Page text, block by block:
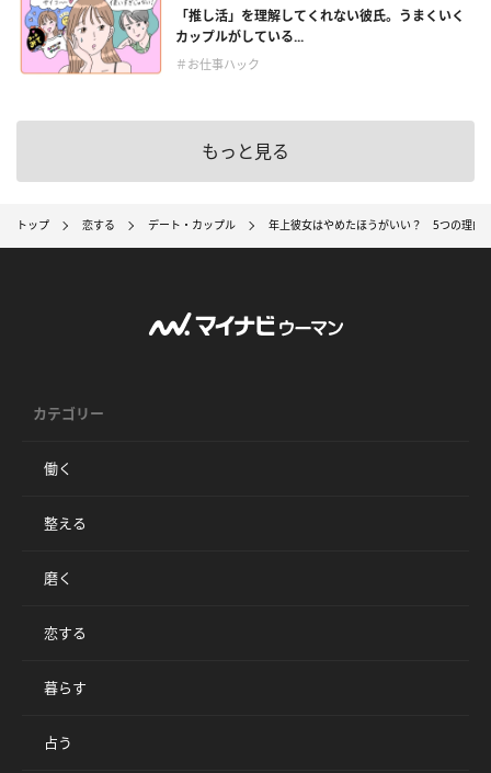
「推し活」を理解してくれない彼氏。うまくいく
カップルがしている...
＃お仕事ハック
もっと見る
トップ 恋する デート・カップル 年上彼女はやめたほうがいい？ 5つの理由
カテゴリー
働く
整える
磨く
恋する
暮らす
占う